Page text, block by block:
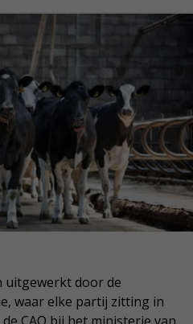
uitgewerkt door de
waar elke partij zitting in